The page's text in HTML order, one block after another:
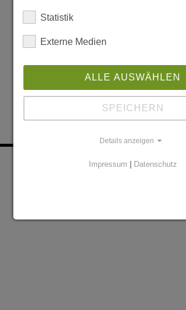
KONTAKT
Statistik
Externe Medien
ALLE AUSWÄHLEN
SPEICHERN
Details anzeigen
Impressum Datenschutz